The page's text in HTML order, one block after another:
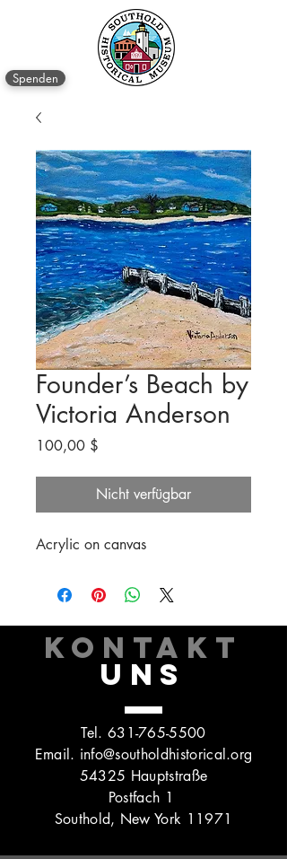
Spenden
Founder’s Beach by
Victoria Anderson
100,00 $
Nicht verfügbar
Acrylic on canvas
KONTAKT
UNS
Tel. 631-765-5500
Email. info@southoldhistorical.org
54325 Hauptstraße
Postfach 1
Southold, New York 11971